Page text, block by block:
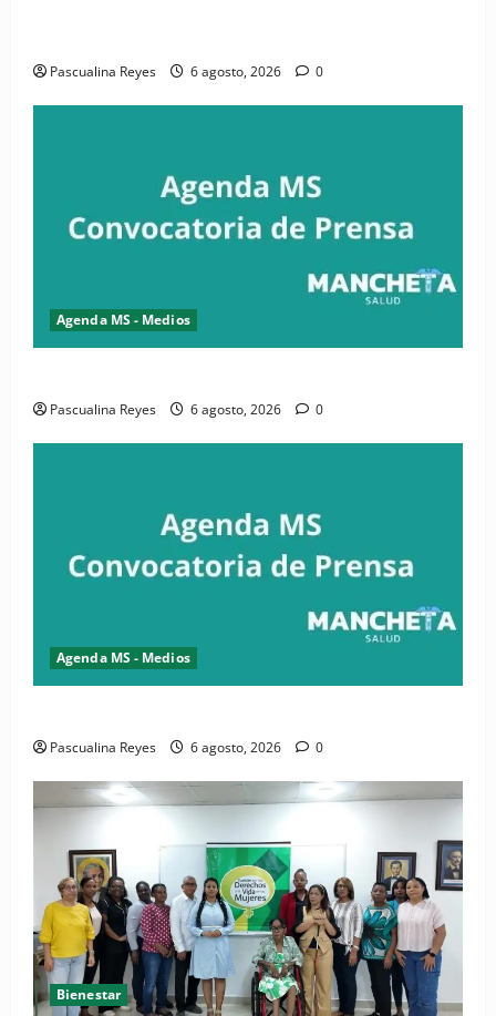
Pascualina Reyes 6 agosto, 2026 0
Agenda MS - Medios
Pascualina Reyes 6 agosto, 2026 0
Agenda MS - Medios
Pascualina Reyes 6 agosto, 2026 0
Bienestar